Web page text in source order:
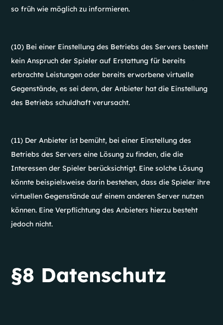
so früh wie möglich zu informieren.
(10) Bei einer Einstellung des Betriebs des Servers besteht
kein Anspruch der Spieler auf Erstattung für bereits
erbrachte Leistungen oder bereits erworbene virtuelle
Gegenstände, es sei denn, der Anbieter hat die Einstellung
des Betriebs schuldhaft verursacht.
(11) Der Anbieter ist bemüht, bei einer Einstellung des
Betriebs des Servers eine Lösung zu finden, die die
Interessen der Spieler berücksichtigt. Eine solche Lösung
könnte beispielsweise darin bestehen, dass die Spieler ihre
virtuellen Gegenstände auf einem anderen Server nutzen
können. Eine Verpflichtung des Anbieters hierzu besteht
jedoch nicht.
§8 Datenschutz